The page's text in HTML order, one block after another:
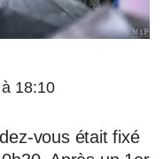
18:10
vous était fixé